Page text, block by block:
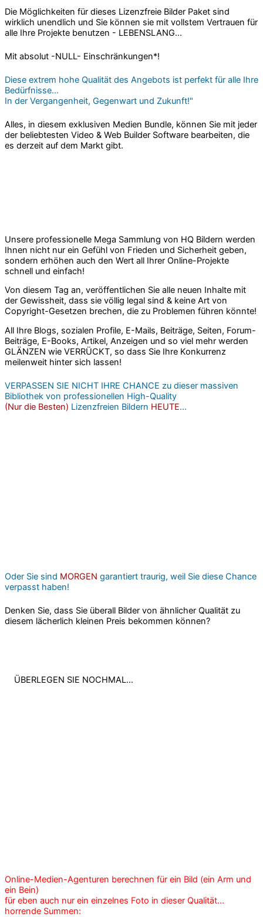
Die Möglichkeiten für dieses Lizenzfreie Bilder Paket sind
wirklich unendlich und Sie können sie mit vollstem Vertrauen für
alle Ihre Projekte benutzen - LEBENSLANG...
Mit absolut -NULL- Einschränkungen*!
Diese extrem hohe Qualität des Angebots ist perfekt für alle Ihre
Bedürfnisse...
In der Vergangenheit, Gegenwart und Zukunft!"
Alles, in diesem exklusiven Medien Bundle, können Sie mit jeder
der beliebtesten Video & Web Builder Software bearbeiten, die
es derzeit auf dem Markt gibt.
Unsere professionelle Mega Sammlung von HQ Bildern werden
Ihnen nicht nur ein Gefühl von Frieden und Sicherheit geben,
sondern erhöhen auch den Wert all Ihrer Online-Projekte
schnell und einfach!
Von diesem Tag an, veröffentlichen Sie alle neuen Inhalte mit
der Gewissheit, dass sie völlig legal sind & keine Art von
Copyright-Gesetzen brechen, die zu Problemen führen könnte!
All Ihre Blogs, sozialen Profile, E-Mails, Beiträge, Seiten, Forum-
Beiträge, E-Books, Artikel, Anzeigen und so viel mehr werden
GLÄNZEN wie VERRÜCKT, so dass Sie Ihre Konkurrenz
meilenweit hinter sich lassen!
VERPASSEN SIE NICHT IHRE CHANCE zu dieser massiven
Bibliothek von professionellen High-Quality
(Nur die Besten) Lizenzfreien Bildern HEUTE...
Oder Sie sind MORGEN garantiert traurig, weil Sie diese Chance
verpasst haben!
Denken Sie, dass Sie überall Bilder von ähnlicher Qualität zu
diesem lächerlich kleinen Preis bekommen können?
ÜBERLEGEN SIE NOCHMAL...
Online-Medien-Agenturen berechnen für ein Bild (ein Arm und
ein Bein)
für eben auch nur ein einzelnes Foto in dieser Qualität...
horrende Summen: